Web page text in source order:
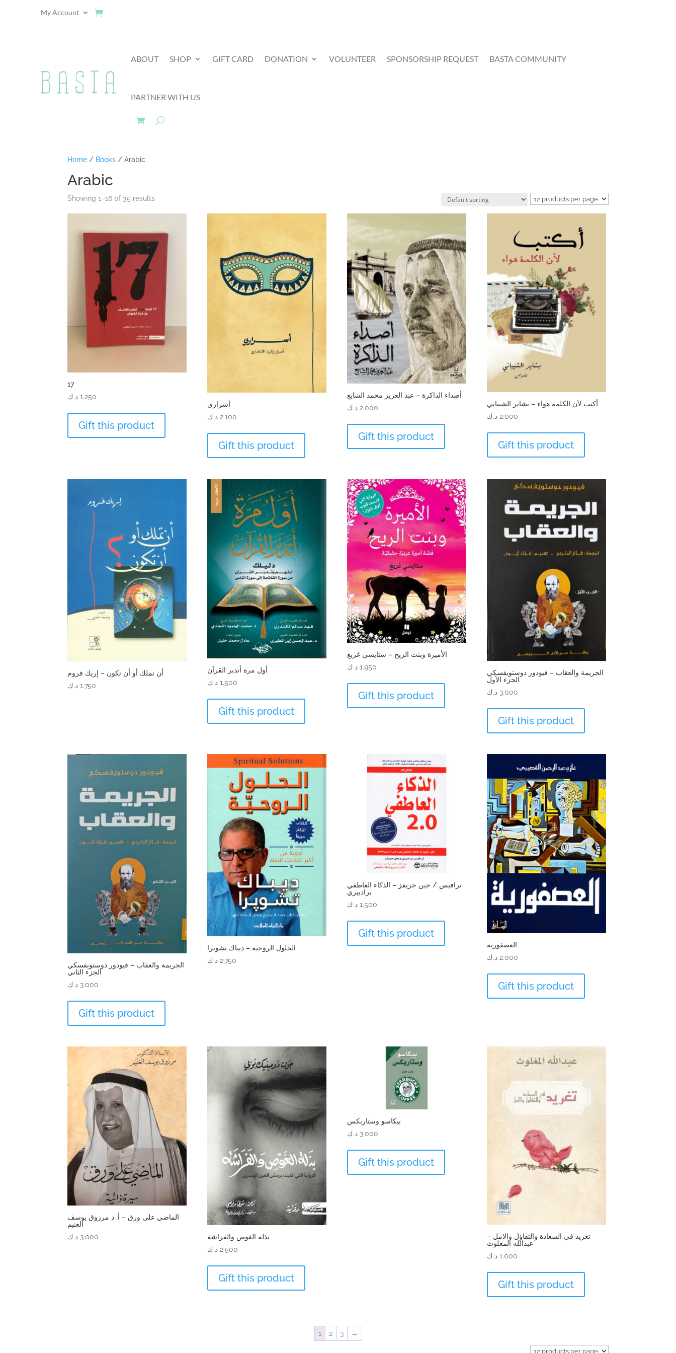
My Account
ABOUT SHOP GIFT CARD DONATION VOLUNTEER SPONSORSHIP REQUEST BASTA COMMUNITY
PARTNER WITH US
Home / Books / Arabic
Arabic
Showing 1–16 of 35 results
17
1.250 د.ك
Gift this product
أسراري
2.100 د.ك
Gift this product
أصداء الذاكرة – عبد العزيز محمد الشايع
2.000 د.ك
Gift this product
أكتب لأن الكلمة هواء – بشاير الشيباني
2.000 د.ك
Gift this product
أن تملك أو أن تكون – إريك فروم
1.750 د.ك
أول مرة أتدبر القرآن
1.500 د.ك
Gift this product
الأميرة وبنت الريح – ستايسي غريغ
1.950 د.ك
Gift this product
الجريمة والعقاب – فيودور دوستويفسكي
الجزء الأول
3.000 د.ك
Gift this product
الجريمة والعقاب – فيودور دوستويفسكي
الجزء الثاني
3.000 د.ك
Gift this product
الحلول الروحية – ديباك تشوبرا
2.750 د.ك
الذكاء العاطفي – ‎جين جريفز ‎/‎ ترافيس
1.500 د.ك
Gift this product
العصفورية
2.000 د.ك
Gift this product
الماضي على ورق – أ. د مرزوق يوسف
الغنيم
3.000 د.ك
بذلة الغوص والفراشة
2.500 د.ك
Gift this product
بيكاسو وستاربكس
3.000 د.ك
Gift this product
تغريد في السعادة والتفاؤل والامل –
عبدالله المغلوث
1.000 د.ك
Gift this product
1 2 3 →